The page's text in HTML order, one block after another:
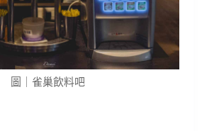
圖｜雀巢飲料吧